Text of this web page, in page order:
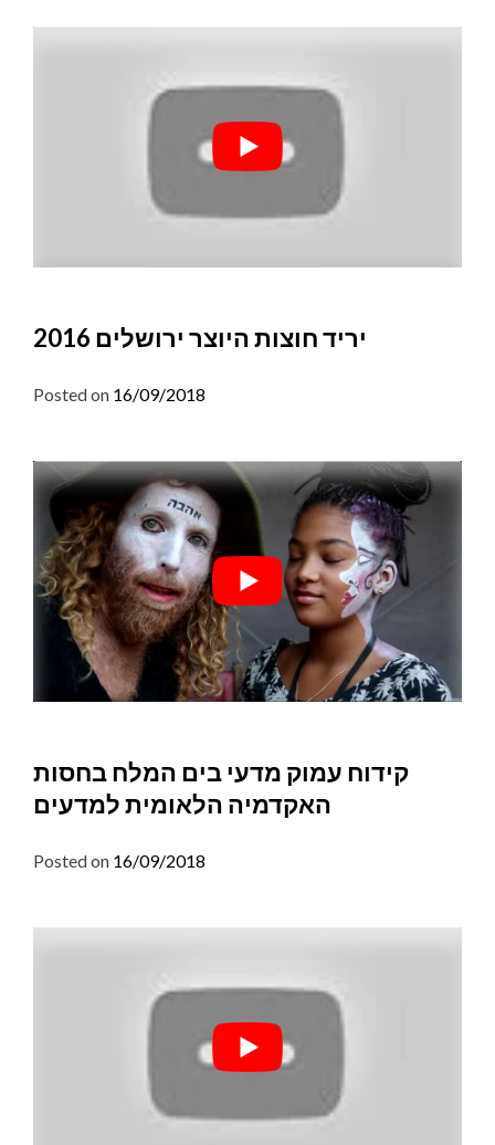
יריד חוצות היוצר ירושלים 2016
Posted on 16/09/2018
קידוח עמוק מדעי בים המלח בחסות
האקדמיה הלאומית למדעים
Posted on 16/09/2018